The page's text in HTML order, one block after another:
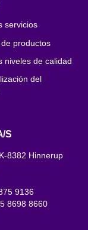
servicios
productos
niveles de calidad
del
S
8382 Hinnerup
9136
8698 8660